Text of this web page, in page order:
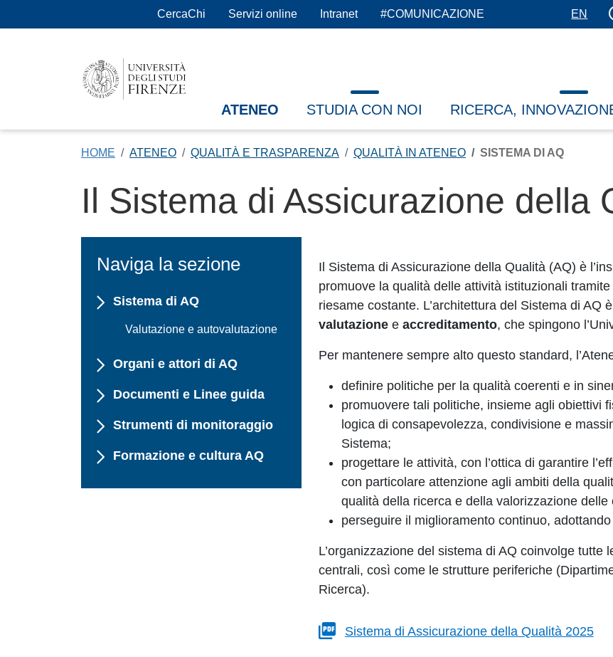
CercaChi Servizi online Intranet #COMUNICAZIONE EN
ATENEO STUDIA CON NOI RICERCA,
HOME ATENEO QUALITÀ E TRASPARENZA QUALITÀ IN ATENEO SISTEMA DI AQ
Il Sistema di Assicurazione della
Il Sistema di Assicurazione della Qualità (AQ) è
promuove la qualità delle attività istituzionali
riesame costante. L’architettura del Sistema di AQ
valutazione e accreditamento, che spingono
Per mantenere sempre alto questo standard,
definire politiche per la qualità coerenti e in
promuovere tali politiche, insieme agli obiettivi
logica di consapevolezza, condivisione e
Sistema;
progettare le attività, con l’ottica di garantire
con particolare attenzione agli ambiti della
qualità della ricerca e della valorizzazione delle
perseguire il miglioramento continuo,
L’organizzazione del sistema di AQ coinvolge tutte
centrali, così come le strutture periferiche
Ricerca).
Sistema di Assicurazione della Qualità 2025
Naviga la sezione
Sistema di AQ
Valutazione e autovalutazione
Organi e attori di AQ
Documenti e Linee guida
Strumenti di monitoraggio
Formazione e cultura AQ